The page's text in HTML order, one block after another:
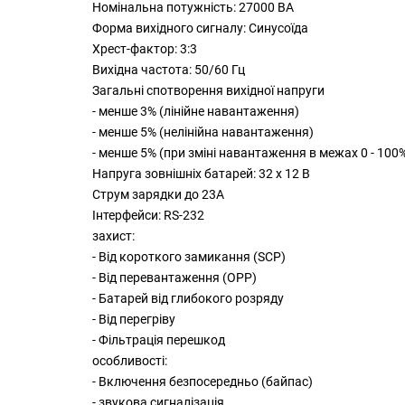
Номінальна потужність: 27000 ВА
Форма вихідного сигналу: Синусоїда
Хрест-фактор: 3:3
Вихідна частота: 50/60 Гц
Загальні спотворення вихідної напруги
- менше 3% (лінійне навантаження)
- менше 5% (нелінійна навантаження)
- менше 5% (при зміні навантаження в межах 0 -
Напруга зовнішніх батарей: 32 х 12 В
Струм зарядки до 23А
Інтерфейси: RS-232
захист:
- Від короткого замикання (SCP)
- Від перевантаження (OPP)
- Батарей від глибокого розряду
- Від перегріву
- Фільтрація перешкод
особливості:
- Включення безпосередньо (байпас)